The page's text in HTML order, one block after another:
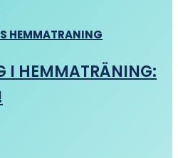
I HEMMATRÄNING: